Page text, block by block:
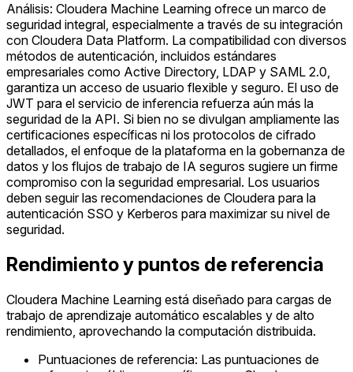
Análisis: Cloudera Machine Learning ofrece un marco de
seguridad integral, especialmente a través de su integración
con Cloudera Data Platform. La compatibilidad con diversos
métodos de autenticación, incluidos estándares
empresariales como Active Directory, LDAP y SAML 2.0,
garantiza un acceso de usuario flexible y seguro. El uso de
JWT para el servicio de inferencia refuerza aún más la
seguridad de la API. Si bien no se divulgan ampliamente las
certificaciones específicas ni los protocolos de cifrado
detallados, el enfoque de la plataforma en la gobernanza de
datos y los flujos de trabajo de IA seguros sugiere un firme
compromiso con la seguridad empresarial. Los usuarios
deben seguir las recomendaciones de Cloudera para la
autenticación SSO y Kerberos para maximizar su nivel de
seguridad.
Rendimiento y puntos de referencia
Cloudera Machine Learning está diseñado para cargas de
trabajo de aprendizaje automático escalables y de alto
rendimiento, aprovechando la computación distribuida.
Puntuaciones de referencia: Las puntuaciones de